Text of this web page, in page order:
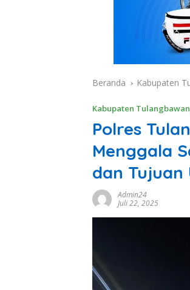
Beranda Kabupaten
Kabupaten
Polres
Menggala
dan
Admin24
Juli 22, 2025